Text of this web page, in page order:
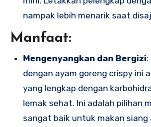
nampak lebih menarik saat
Manfaat:
Mengenyangkan dan Bergizi:
dengan ayam goreng crispy ini
yang lengkap dengan
lemak sehat. Ini adalah pilihan
sangat baik untuk makan siang